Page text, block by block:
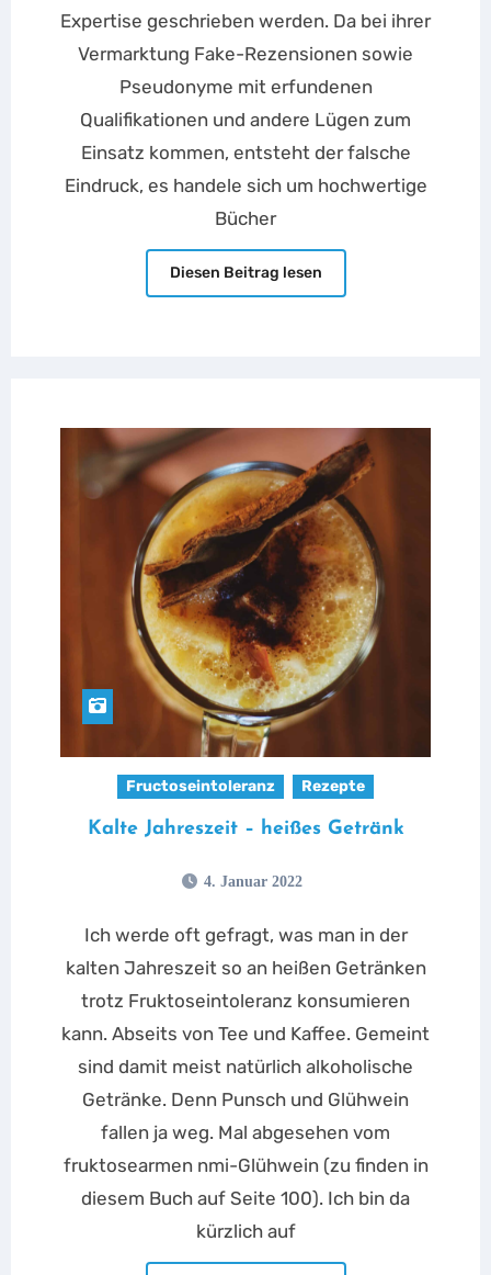
Expertise geschrieben werden. Da bei ihrer
Vermarktung Fake-Rezensionen sowie
Pseudonyme mit erfundenen
Qualifikationen und andere Lügen zum
Einsatz kommen, entsteht der falsche
Eindruck, es handele sich um hochwertige
Bücher
Diesen Beitrag lesen
Fructoseintoleranz Rezepte
Kalte Jahreszeit – heißes Getränk
4. Januar 2022
Ich werde oft gefragt, was man in der
kalten Jahreszeit so an heißen Getränken
trotz Fruktoseintoleranz konsumieren
kann. Abseits von Tee und Kaffee. Gemeint
sind damit meist natürlich alkoholische
Getränke. Denn Punsch und Glühwein
fallen ja weg. Mal abgesehen vom
fruktosearmen nmi-Glühwein (zu finden in
diesem Buch auf Seite 100). Ich bin da
kürzlich auf